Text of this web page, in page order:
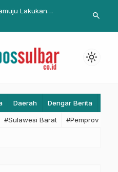
Lakukan
Titik
Wagub
Prioritaskan
search
light_mode
Daerah Dengar Berita
#Sulawesi Barat #Pemprov